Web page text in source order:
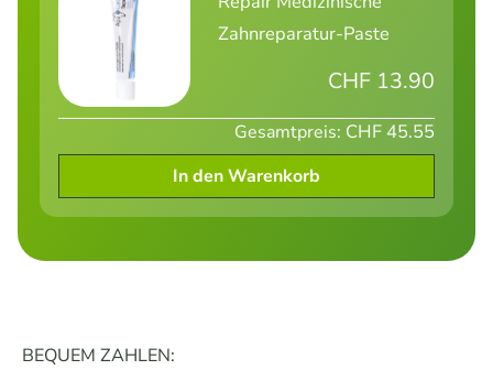
Zahnreparatur-Paste
CHF 13.90
Gesamtpreis: CHF 45.55
In den Warenkorb
BEQUEM ZAHLEN: